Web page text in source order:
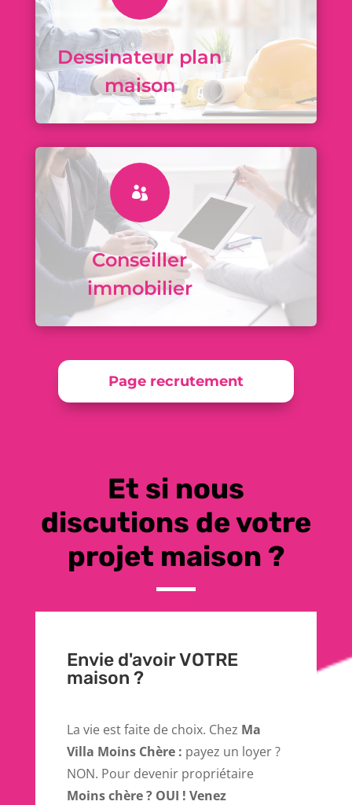
Dessinateur plan
maison

Conseiller
immobilier
Page recrutement
Et si nous
discutions de votre
projet maison ?
Envie d'avoir VOTRE
maison ?
La vie est faite de choix. Chez Ma
Villa Moins Chère : payez un loyer ?
NON. Pour devenir propriétaire
Moins chère ? OUI ! Venez